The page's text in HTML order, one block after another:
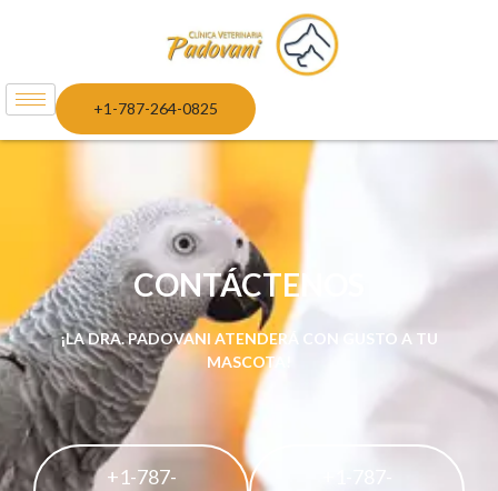
+1-787-264-0825
CONTÁCTENOS
¡LA DRA. PADOVANI ATENDERÁ CON GUSTO A TU
MASCOTA!
+1-787-